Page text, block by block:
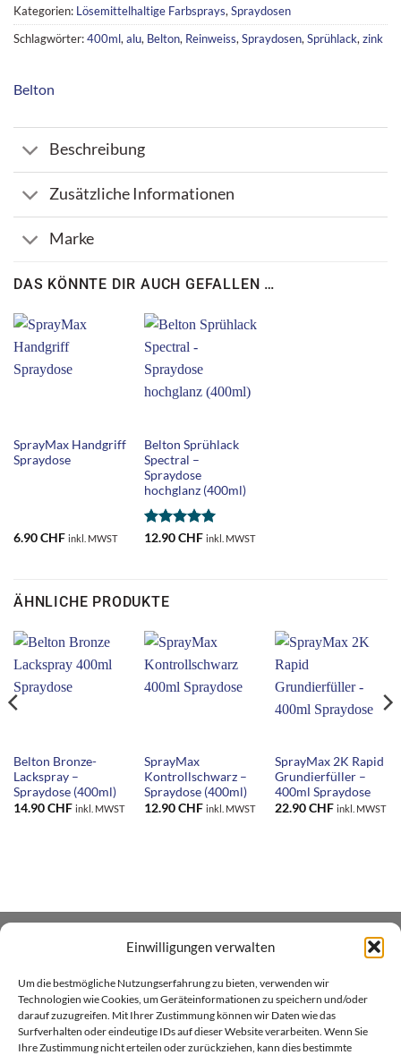
Einwilligungen verwalten
Um die bestmögliche Nutzungserfahrung zu bieten, verwenden wir
Technologien wie Cookies, um Geräteinformationen zu speichern und/oder
darauf zuzugreifen. Mit Ihrer Zustimmung können wir Daten wie das
Surfverhalten oder eindeutige IDs auf dieser Website verarbeiten. Wenn Sie
Ihre Zustimmung nicht erteilen oder zurückziehen, kann dies bestimmte
Kategorien: Lösemittelhaltige Farbsprays, Spraydosen
Schlagwörter:400ml, alu, Belton, Reinweiss, Spraydosen, Sprühlack, zink
Belton
Beschreibung
Zusätzliche Informationen
Marke
DAS KÖNNTE DIR AUCH GEFALLEN …
SprayMax Handgriff
Spraydose
6.90CHF inkl. MWST
Belton Sprühlack
Spectral –
Spraydose
hochglanz (400ml)
Bewertet
12.90CHF inkl. MWST
ÄHNLICHE PRODUKTE
Belton Bronze-
Lackspray –
Spraydose (400ml)
14.90CHF inkl. MWST
SprayMax
Kontrollschwarz –
Spraydose (400ml)
12.90CHF inkl. MWST
SprayMax 2K Rapid
Grundierfüller –
400ml Spraydose
22.90CHF inkl. MWST
Xenial GmbH betreibt den Heim- und Handwerker -
Onlineshop xenial.ch für Holzpflegeprodukte, Farben und
Sprayfarben. Wir sind in Küssnacht am Rigi zu Hause.